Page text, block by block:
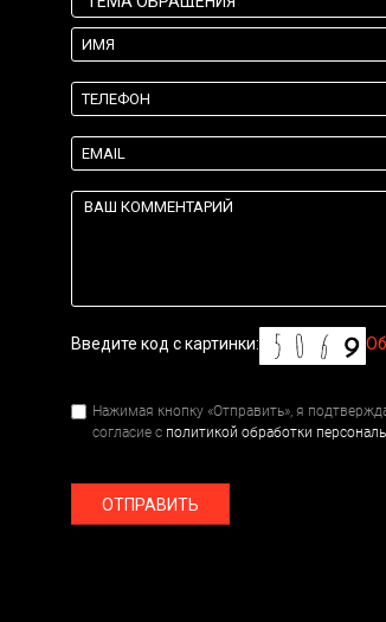
Введите код с картинки:
Нажимая кнопку «Отправить», я
согласие с политикой обработки
ОТПРАВИТЬ